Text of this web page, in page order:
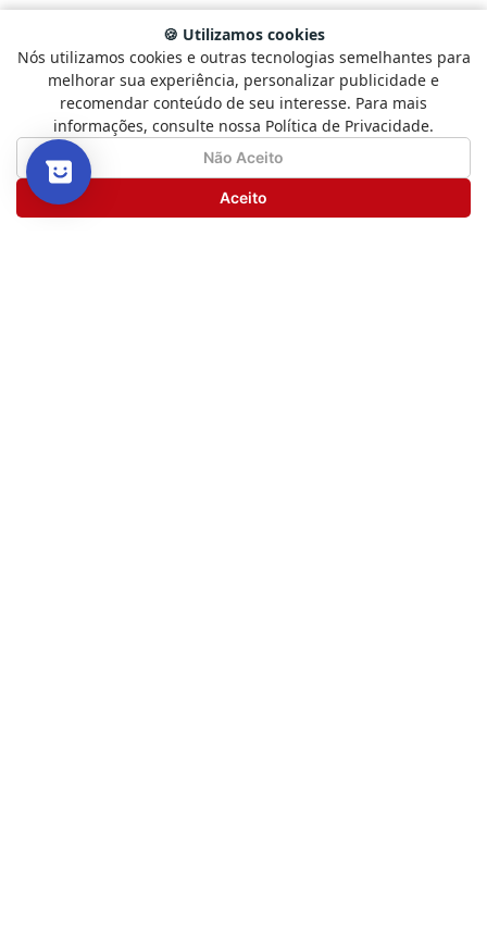
FAÇA LOGIN PARA ESCREVER UMA AVALIAÇÃO.
Mais recentes Todos
Nenhuma avaliação
🍪 Utilizamos cookies
Nós utilizamos cookies e outras tecnologias semelhantes para
melhorar sua experiência, personalizar publicidade e
recomendar conteúdo de seu interesse. Para mais
informações, consulte nossa Política de Privacidade.
Não Aceito
Aceito
Como está sendo sua experiência?
Selecione
uma
opção
a
5
Não Satisfeito
Seguinte